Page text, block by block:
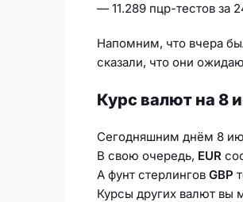
— 11.289 пцр-тестов за
Напомним, что вчера
сказали, что они
Курс валют на 8
Сегодняшним днём 8
В свою очередь, EUR
А фунт стерлингов GBP
Курсы других валют вы